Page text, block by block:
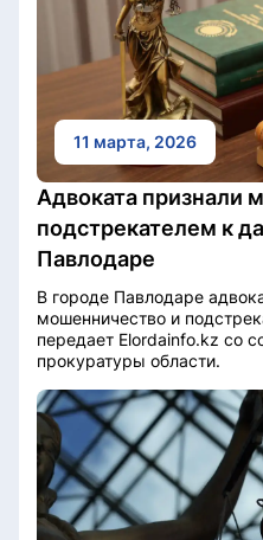
11 марта, 2026
Адвоката признали
подстрекателем к
Павлодаре
В городе Павлодаре
мошенничество и
передает Elordainfo.kz со
прокуратуры области.